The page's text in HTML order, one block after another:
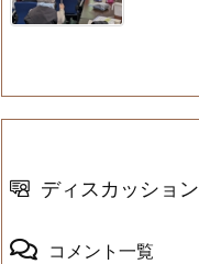
ディスカッション
コメント一覧